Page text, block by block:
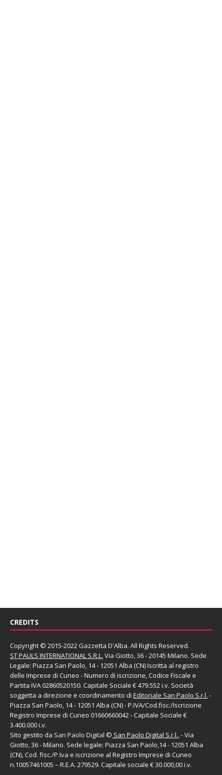
CREDITS
Copyright © 2015-2022 Gazzetta D'Alba. All Rights Reserved.
ST PAULS INTERNATIONAL S.R.L. Via Giotto, 36 - 20145 Milano. Sede
Legale: Piazza San Paolo, 14 - 12051 Alba (CN) Iscritta al registro
delle Imprese di Cuneo - Numero di iscrizione, Codice Fiscale e
Partita IVA 02860520150. Capitale Sociale € 479.552 i.v. Società
soggetta a direzione e coordinamento di Editoriale San Paolo S.r.l. -
Piazza San Paolo, 14 - 12051 Alba (CN) - P.IVA/Cod.fisc./Iscrizione
Registro Imprese di Cuneo 01660660042 - Capitale Sociale €
3.400.000 i.v.
Sito gestito da San Paolo Digital © San Paolo Digital S.r.l., - Via
Giotto, 36 - Milano. Sede legale: Piazza San Paolo,14 - 12051 Alba
(CN), Cod. fisc./P.Iva e iscrizione al Registro Imprese di Cuneo
n.10057461005 – R.E.A. 279529. Capitale sociale € 30.000,00 i.v.